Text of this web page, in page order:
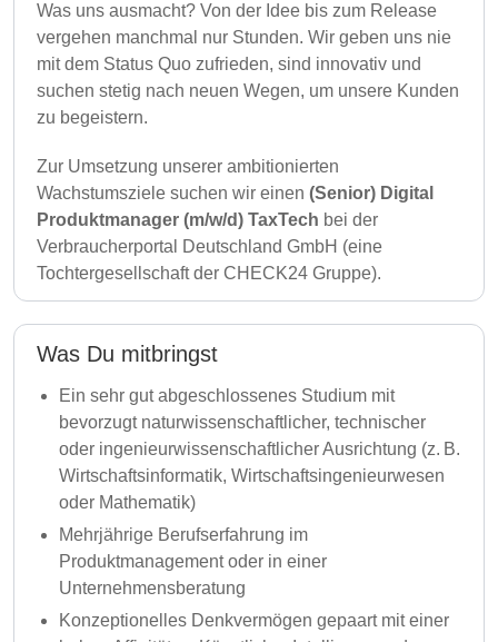
Was uns ausmacht? Von der Idee bis zum Release
vergehen manchmal nur Stunden. Wir geben uns nie
mit dem Status Quo zufrieden, sind innovativ und
suchen stetig nach neuen Wegen, um unsere Kunden
zu begeistern.
Zur Umsetzung unserer ambitionierten
Wachstumsziele suchen wir einen (Senior) Digital
Produktmanager (m/w/d) TaxTech bei der
Verbraucherportal Deutschland GmbH (eine
Tochtergesellschaft der CHECK24 Gruppe).
Was Du mitbringst
Ein sehr gut abgeschlossenes Studium mit
bevorzugt naturwissenschaftlicher, technischer
oder ingenieurwissenschaftlicher Ausrichtung (z. B.
Wirtschaftsinformatik, Wirtschaftsingenieurwesen
oder Mathematik)
Mehrjährige Berufserfahrung im
Produktmanagement oder in einer
Unternehmensberatung
Konzeptionelles Denkvermögen gepaart mit einer